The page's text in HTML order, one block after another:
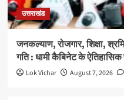
उत्तराखंड
जनकल्याण, रोजगार, शिक्षा,
गति : धामी कैबिनेट के
Lok Vichar August 7, 2026